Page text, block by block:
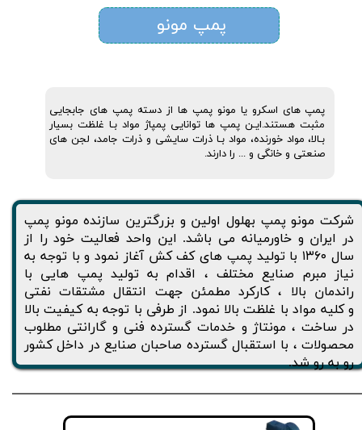
شرکت مونو پمپ بهلول اولین و بزرگترین سازنده مونو پمپ
در ایران و خاورمیانه می باشد. این واحد فعالیت خود را از
سال ۱۳۶۰ با تولید پمپ های کف کش آغاز نمود و با توجه به
نیاز مبرم صنایع مختلف ، اقدام به تولید پمپ هایی با
راندمان بالا ، کارکرد مطمئن جهت انتقال مشتقات نفتی
و کلیه مواد با غلظت بالا نمود. از طرفی با توجه به کیفیت بالا
در ساخت ، مونتاژ و خدمات گسترده فنی و گارانتی مطلوب
محصولات ، با استقبال گسترده صاحبان صنایع در داخل کشور
رو به رو شد.
پمپ های اسکرو یا مونو پمپ ها از دسته پمپ های جابجایی
مثبت هستند.ایـن پمپ ها توانایی پمپاژ مواد بـا غلظت بسیار
بـالا، مواد خورنده، مواد بـا ذرات سایشی و ذرات جامد، لجن های
صنعتی و خانگی و ... را دارند.
پمپ مونو